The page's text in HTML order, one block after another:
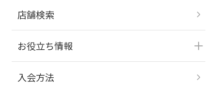
店舗検索
お役立ち情報
入会方法